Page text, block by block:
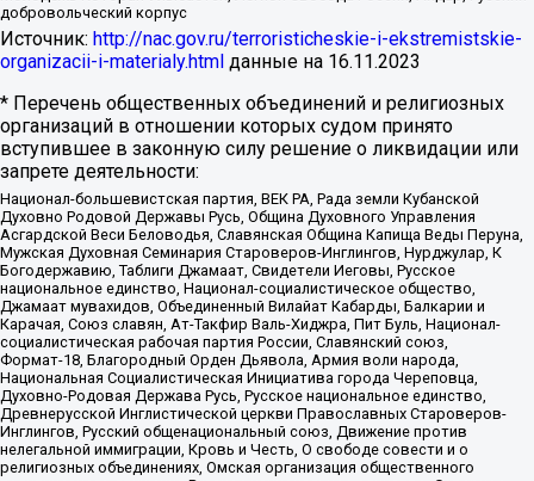
добровольческий корпус
Источник: http://nac.gov.ru/terroristicheskie-i-ekstremistskie-
organizacii-i-materialy.html данные на 16.11.2023
* Перечень общественных объединений и религиозных
организаций в отношении которых судом принято
вступившее в законную силу решение о ликвидации или
запрете деятельности:
Национал-большевистская партия, ВЕК РА, Рада земли Кубанской
Духовно Родовой Державы Русь, Община Духовного Управления
Асгардской Веси Беловодья, Славянская Община Капища Веды Перуна,
Мужская Духовная Семинария Староверов-Инглингов, Нурджулар, К
Богодержавию, Таблиги Джамаат, Свидетели Иеговы, Русское
национальное единство, Национал-социалистическое общество,
Джамаат мувахидов, Объединенный Вилайат Кабарды, Балкарии и
Карачая, Союз славян, Ат-Такфир Валь-Хиджра, Пит Буль, Национал-
социалистическая рабочая партия России, Славянский союз,
Формат-18, Благородный Орден Дьявола, Армия воли народа,
Национальная Социалистическая Инициатива города Череповца,
Духовно-Родовая Держава Русь, Русское национальное единство,
Древнерусской Инглистической церкви Православных Староверов-
Инглингов, Русский общенациональный союз, Движение против
нелегальной иммиграции, Кровь и Честь, О свободе совести и о
религиозных объединениях, Омская организация общественного